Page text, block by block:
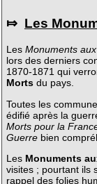
⤇ Les
Les Monuments
lors des derniers
1870-1871 qui
Mortsdu pays.
Toutes les
édifié après la
Morts pour la
Guerrebien
Les Monuments
visites ; pourtant ils
rappel des folies